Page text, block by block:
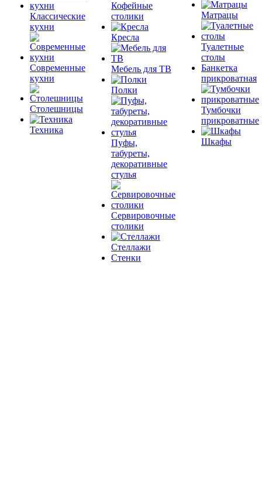
Классические
кухни
Современные
кухни
Столешницы
Техника
Кофейные
столики
Кресла
Мебель для ТВ
Полки
Пуфы,
табуреты,
декоративные
стулья
Сервировочные
столики
Стеллажи
Стенки
Матрацы
Туалетные
столы
Банкетка
прикроватная
Тумбочки
прикроватные
Шкафы